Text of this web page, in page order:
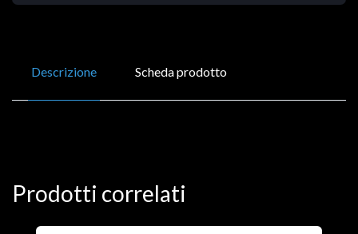
Descrizione Scheda prodotto
Prodotti correlati